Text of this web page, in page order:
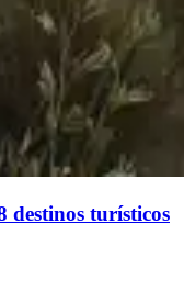
destinos turísticos